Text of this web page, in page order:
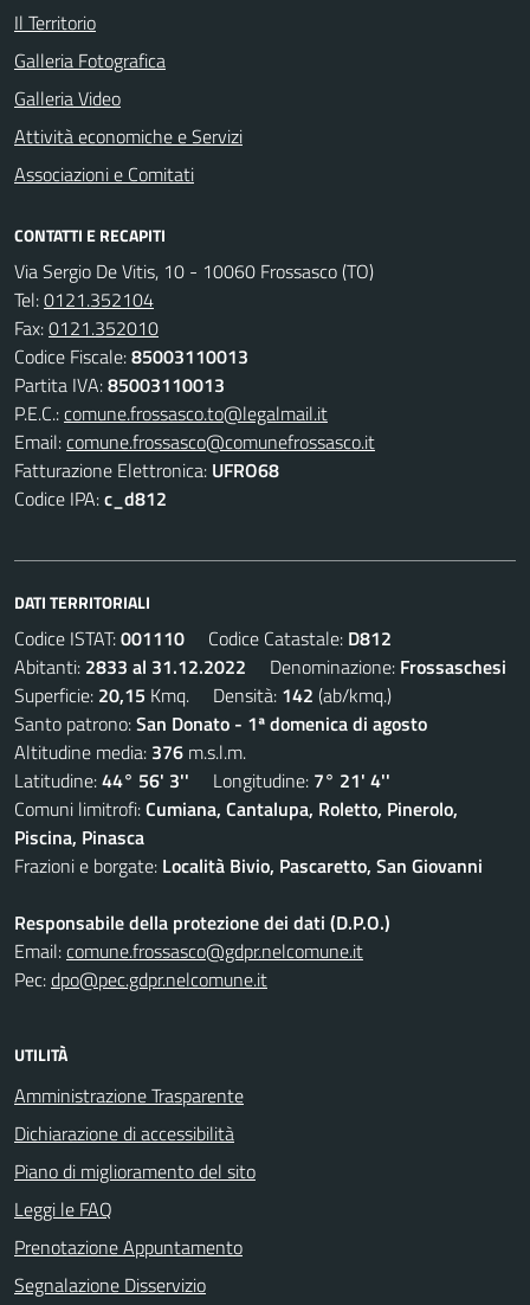
Il Territorio
Galleria Fotografica
Galleria Video
Attività economiche e Servizi
Associazioni e Comitati
CONTATTI E RECAPITI
Via Sergio De Vitis, 10 - 10060 Frossasco (TO)
Tel:0121.352104
Fax:0121.352010
Codice Fiscale:85003110013
Partita IVA:85003110013
P.E.C.:comune.frossasco.to@legalmail.it
Email:comune.frossasco@comunefrossasco.it
Fatturazione Elettronica: UFRO68
Codice IPA:c_d812
DATI TERRITORIALI
Codice ISTAT:001110 Codice Catastale: D812
Abitanti: 2833 al 31.12.2022 Denominazione: Frossaschesi
Superficie: 20,15 Kmq. Densità: 142 (ab/kmq.)
Santo patrono:San Donato - 1ª domenica di agosto
Altitudine media: 376 m.s.l.m.
Latitudine:44° 56' 3'' Longitudine: 7° 21' 4''
Comuni limitrofi:Cumiana, Cantalupa, Roletto, Pinerolo,
Piscina, Pinasca
Frazioni e borgate: Località Bivio, Pascaretto, San Giovanni
Responsabile della protezione dei dati (D.P.O.)
Email:comune.frossasco@gdpr.nelcomune.it
Pec:dpo@pec.gdpr.nelcomune.it
UTILITÀ
Amministrazione Trasparente
Dichiarazione di accessibilità
Piano di miglioramento del sito
Leggi le FAQ
Prenotazione Appuntamento
Segnalazione Disservizio